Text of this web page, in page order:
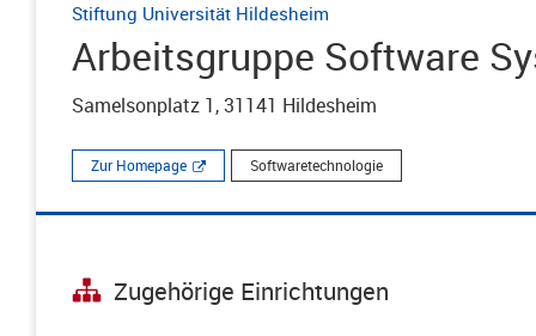
Stiftung Universität Hildesheim
Arbeitsgruppe Software
Samelsonplatz 1, 31141 Hildesheim
Zur Homepage Softwaretechnologie
Zugehörige Einrichtungen